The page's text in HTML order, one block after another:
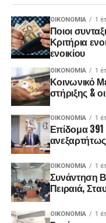
ΟΙΚΟΝΟΜΊΑ 1
Ποιοι
Κριτήρια
ενοικίου
ΟΙΚΟΝΟΜΊΑ 1
Κοινωνικό
στήριξης &
ΟΙΚΟΝΟΜΊΑ 1
Επίδομα
ανεξαρτήτως
ΟΙΚΟΝΟΜΊΑ 1
Συνάντηση
Πειραιά,
ΟΙΚΟΝΟΜΊΑ 1